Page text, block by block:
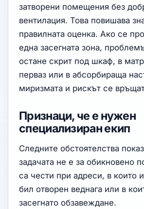
затворени помещения без
вентилация. Това повишава
правилната оценка. Ако се
една засегната зона,
остане скрит под шкаф, в
перваз или в абсорбираща
миризмата и рискът се
Признаци, че е нужен
специализиран екип
Следните обстоятелства
задачата не е за обикновено
са чести при адреси, в които
бил отворен веднага или в
засегнато обзавеждане.